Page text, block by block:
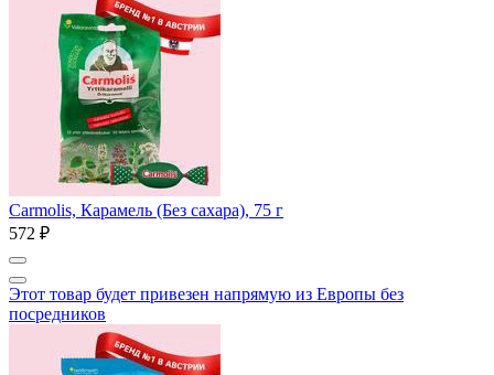
Carmolis, Карамель (Без сахара), 75 г
572 ₽
Этот товар будет привезен напрямую из Европы без
посредников